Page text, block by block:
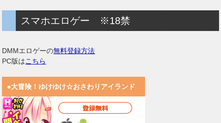
スマホエロゲー ※18禁
DMMエロゲーの無料登録方法
PC版はこちら
●大冒険！ゆけゆけ☆おさわりアイランド